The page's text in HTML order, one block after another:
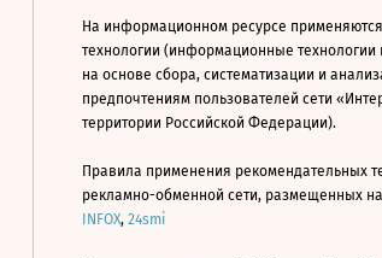
На информационном ресурсе
технологии (информационные
на основе сбора, систематизации и
предпочтениям пользователей сети
территории Российской Федерации).
Правила применения рекомендательных
рекламно-обменной сети, размещенных
INFOX, 24smi